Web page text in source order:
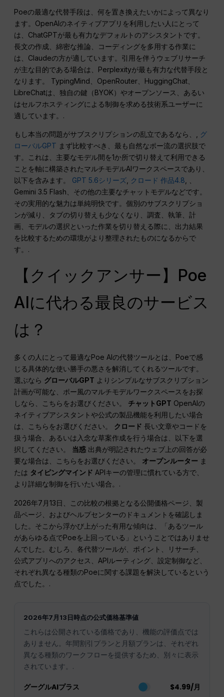
Poeの最適な代替手段は、何を置き換えたいかによって異なり
ます。OpenAIのネイティブアプリを利用したい人にとって
は、ChatGPTが最も有力なデフォルトのアシスタントです。
長文の作成、綿密な推論、コーディングを多用する作業に
は、Claudeの方が適しています。引用を伴うウェブリサーチ
が主な目的である場合は、Perplexityが最も有力な代替手段と
なります。 TypingMind、OpenRouter、HuggingChat、
LibreChatは、独自の鍵（BYOK）やオープンソース、あるい
はセルフホスティングによる制御を求める技術系ユーザーに
適しています。.
もし本当の問題がサブスクリプションの乱立であるなら、, グ
ローバルGPT まず比較すべき、最も自然なポー流の選択肢で
す。これは、主要なモデル間を1か所で切り替えて利用できる
ことを軸に構築されたマルチモデルAIワークスペースであり、
以下を含みます。 GPT 5.6シリーズ クロード 作品4.8
Gemini 3.5 Flash、その他の主要なチャットモデルなどです。
その実用的な魅力は単純明快です。個別のサブスクリプショ
ンが減り、タブの切り替えも少なくなり、調査、執筆、計
画、モデルの選択といった作業を切り替える際に、出力結果
を比較するための環境がより整理されたものになるからで
す。.
【クイックアンサー】Poe
AIに代わる最良のサービス
は？
多くの人にとって最適なPoe AIの代替ツールとは、Poeで感
じる具体的な使い勝手の悪さを解消してくれるツールです。
選ぶなら グローバルGPT よりシンプルなサブスクリプション
計画が可能な、ポー風のマルチモデルワークスペースをお探
しなら、こちらをお選びください。 チャットGPT OpenAIの
ネイティブアシスタントや公式の製品機能を利用したい場合
は、こちらをお選びください。 クロード 長い文章やコードを
扱う場合、あるいは入念な草案作成を行う場合は、以下を選
択してください。 当惑 出典が明記されたウェブ上の回答が必
要な場合は、こちらをお選びください。 オープンルーター ま
たは タイピングマインド APIキーの管理に慣れている方で、
より詳細な制御を行いたい場合。.
2026年7月13日、この比較の根拠となる公開価格ページ、製
品ページ、およびヘルプセンターのドキュメントを確認しま
した。そこから浮かび上がった有用な傾向は、「あるツール
があらゆる点でPoeを上回っている」ということではありませ
んでした。むしろ、各代替ツールが、ポイント、リサーチ、
公式アプリへのアクセス、APIルーティング、設定制御など、
それぞれ異なる種類のPoeに関する課題を解決しているという
点でした。.
2026年7月13日時点の公式価格基準値
これらは公開されている価格であり、機能の評価点では
ありません。年間割引プランと月額プランは、それぞれ
異なる種類のワークフローを提供するため、別々に表示
されています。.
グーグルAIプラス
$4.99/月